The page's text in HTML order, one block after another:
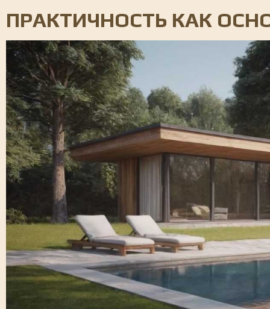
ПРАКТИЧНОСТЬ КАК